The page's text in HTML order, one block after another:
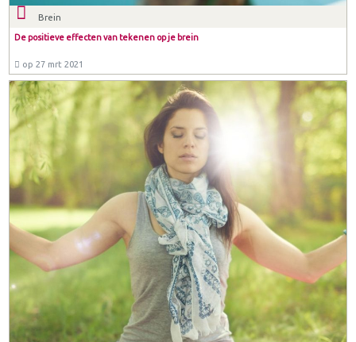
Brein
De positieve effecten van tekenen op je brein
op 27 mrt 2021